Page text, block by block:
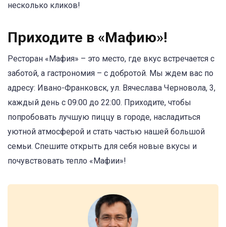
несколько кликов!
Приходите в «Мафию»!
Ресторан «Мафия» – это место, где вкус встречается с
заботой, а гастрономия – с добротой. Мы ждем вас по
адресу: Ивано-Франковск, ул. Вячеслава Черновола, 3,
каждый день с 09:00 до 22:00. Приходите, чтобы
попробовать лучшую пиццу в городе, насладиться
уютной атмосферой и стать частью нашей большой
семьи. Спешите открыть для себя новые вкусы и
почувствовать тепло «Мафии»!